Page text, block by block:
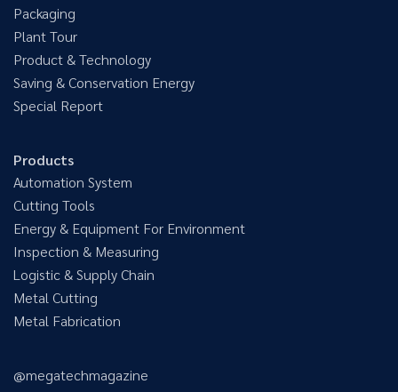
Packaging
Plant Tour
Product & Technology
Saving & Conservation Energy
Special Report
Products
Automation System
Cutting Tools
Energy & Equipment For Environment
Inspection & Measuring
Logistic & Supply Chain
Metal Cutting
Metal Fabrication
@megatechmagazine